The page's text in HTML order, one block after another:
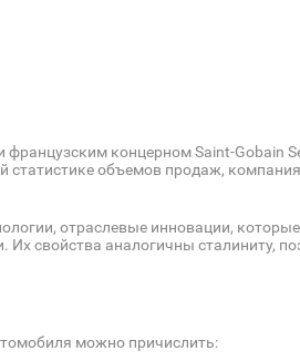
французским концерном Saint-
статистике объемов продаж,
отраслевые инновации,
свойства аналогичны сталиниту,
можно причислить: